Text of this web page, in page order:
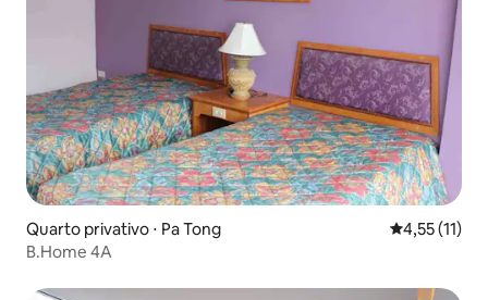
Quarto privativo ⋅ Pa Tong 4,55 de uma
4,55 (11)
B.Home 4A